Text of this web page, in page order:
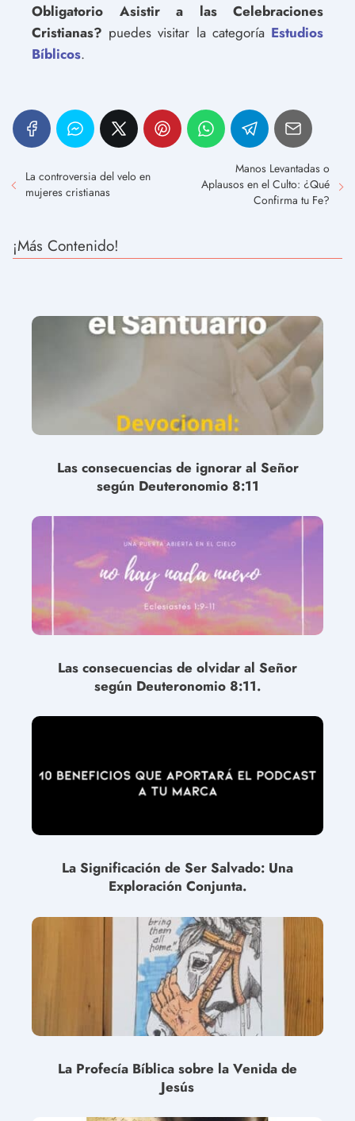
Obligatorio Asistir a las Celebraciones
Cristianas? puedes visitar la categoría Estudios
Bíblicos.
La controversia del velo en
mujeres cristianas
Manos Levantadas o
Aplausos en el Culto: ¿Qué
Confirma tu Fe?
¡Más Contenido!
Las consecuencias de ignorar al Señor
según Deuteronomio 8:11
Las consecuencias de olvidar al Señor
según Deuteronomio 8:11.
La Significación de Ser Salvado: Una
Exploración Conjunta.
La Profecía Bíblica sobre la Venida de
Jesús